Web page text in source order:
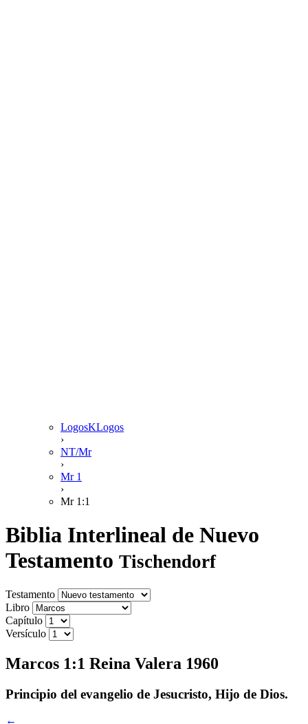
LogosKLogos
›
NT/Mr
›
Mr 1
›
Mr 1:1
Biblia Interlineal de Nuevo
Testamento Tischendorf
Testamento
Libro
Capítulo
Versículo
Marcos 1:1 Reina Valera 1960
Principio del evangelio de Jesucristo, Hijo de Dios.
←